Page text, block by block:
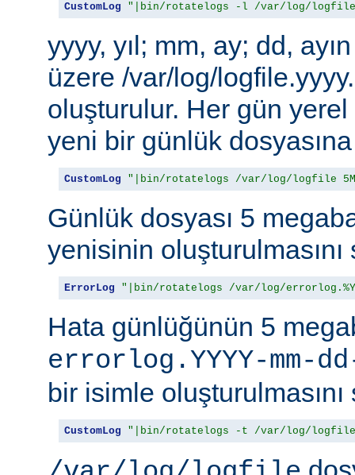
CustomLog "|bin/rotatelogs -l /var/log/
yyyy, yıl; mm, ay; dd,
üzere /var/log/
oluşturulur. Her gün yerel
yeni bir günlük
CustomLog "|bin/rotatelogs /var/log/logfile
Günlük dosyası 5
yenisinin oluşturulmasını
ErrorLog "|bin/rotatelogs /var/log/errorlog.%Y-
Hata günlüğünün 5
errorlog.YYYY-mm-dd-
bir isimle oluşturulmasını
CustomLog "|bin/rotatelogs -t /var/log/logfile